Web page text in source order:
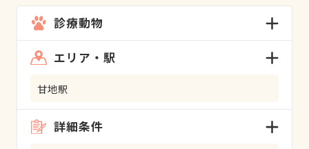
診療動物
エリア・駅
甘地駅
詳細条件